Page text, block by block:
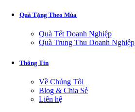
Quà Tặng Theo Mùa
Quà Tết Doanh Nghiệp
Quà Trung Thu Doanh Nghiệp
Thông Tin
Về Chúng Tôi
Blog & Chia Sẻ
Liên hệ